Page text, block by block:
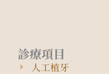
診療項目
人工植牙